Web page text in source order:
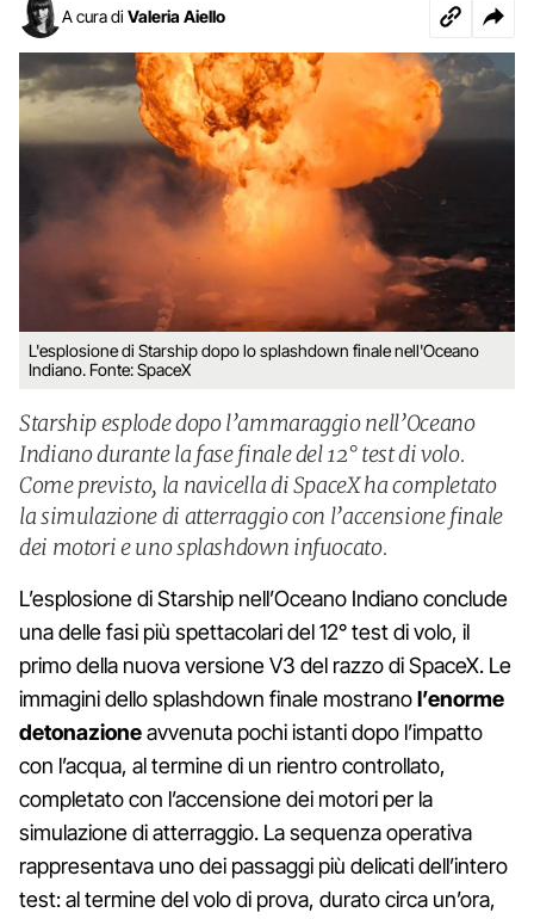
A cura di Valeria Aiello
L'esplosione di Starship dopo lo splashdown finale nell'Oceano
Indiano. Fonte: SpaceX
Starship esplode dopo l’ammaraggio nell’Oceano
Indiano durante la fase finale del 12° test di volo.
Come previsto, la navicella di SpaceX ha completato
la simulazione di atterraggio con l’accensione finale
dei motori e uno splashdown infuocato.
L’esplosione di Starship nell’Oceano Indiano conclude
una delle fasi più spettacolari del 12° test di volo, il
primo della nuova versione V3 del razzo di SpaceX. Le
immagini dello splashdown finale mostranol’enorme
detonazioneavvenuta pochi istanti dopo l’impatto
con l’acqua, al termine di un rientro controllato,
completato con l’accensione dei motori per la
simulazione di atterraggio. La sequenza operativa
rappresentava uno dei passaggi più delicati dell’intero
test: al termine del volo di prova, durato circa un’ora,